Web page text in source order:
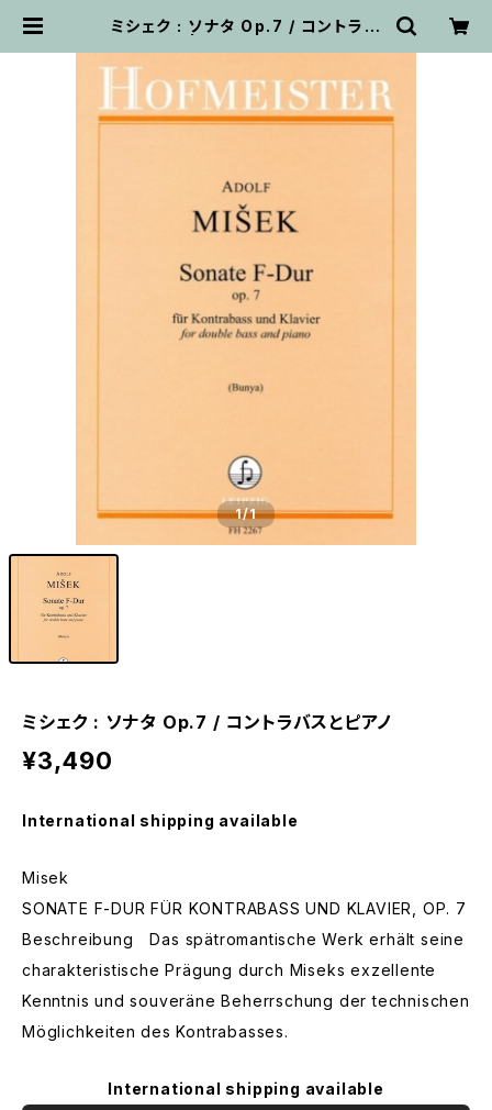
ミシェク : ソナタ Op.7 / コントラバ
1/1
ミシェク : ソナタ Op.7 / コントラバスとピアノ
¥3,490
International shipping available
Misek
SONATE F-DUR FÜR KONTRABASS UND KLAVIER, OP. 7
Beschreibung Das spätromantische Werk erhält seine
charakteristische Prägung durch Miseks exzellente
Kenntnis und souveräne Beherrschung der technischen
Möglichkeiten des Kontrabasses.
International shipping available